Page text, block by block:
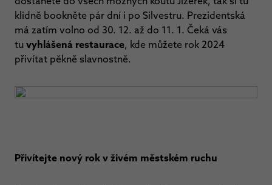
klidně bookněte pár dní i po Silvestru. Prezidentská
má zatím volno od 30. 12. až do 11. 1. Čeká vás
tu vyhlášená restaurace, kde můžete rok 2024
přivítat pěkně slavnostně.
Přivítejte nový rok v živém městském ruchu